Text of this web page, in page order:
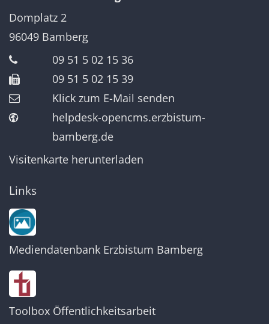
Domplatz 2
96049 Bamberg
09 51 5 02 15 36
09 51 5 02 15 39
Klick zum E-Mail senden
helpdesk-opencms.erzbistum-
bamberg.de
Visitenkarte herunterladen
Links
Mediendatenbank Erzbistum Bamberg
Toolbox Öffentlichkeitsarbeit